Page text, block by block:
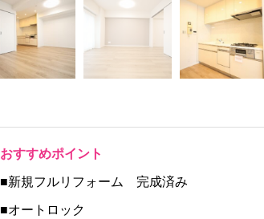
おすすめポイント
■新規フルリフォーム 完成済み
■オートロック